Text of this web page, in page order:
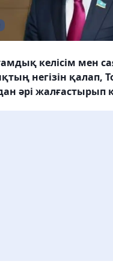
келісім мен
негізін қалап,
әрі жалғастырып